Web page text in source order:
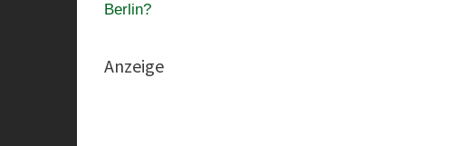
Berlin?
Anzeige